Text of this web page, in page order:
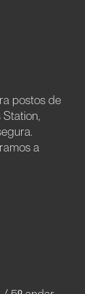
postos de
a